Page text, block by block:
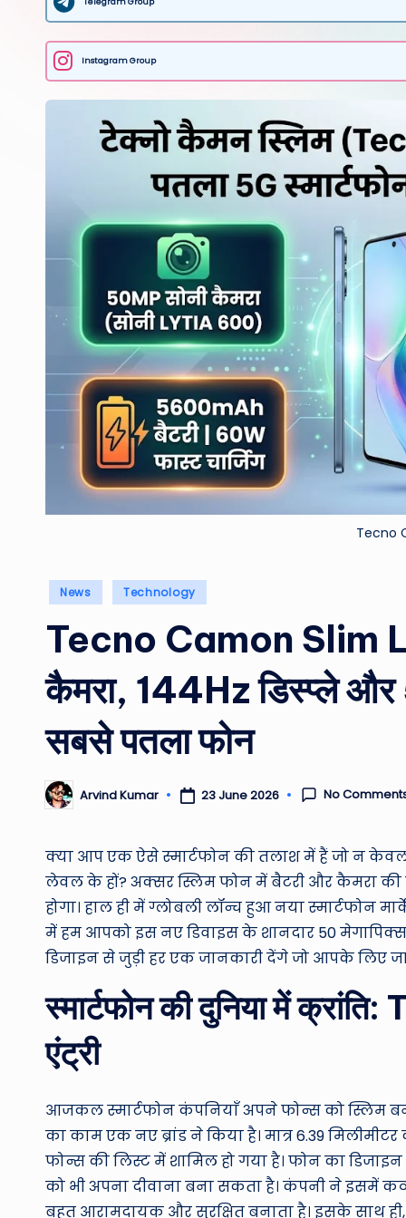
Instagram Group
Tecno
Posted
News Technology
Tecno Camon Slim
कैमरा, 144Hz डिस्प्ले
सबसे पतला फोन
Posted
by
Arvind Kumar 23 June 2026 No
क्या आप एक ऐसे स्मार्टफोन की तलाश में हैं जो न
लेवल के हों? अक्सर स्लिम फोन में बैटरी और कैमरा की
होगा। हाल ही में ग्लोबली लॉन्च हुआ नया स्मार्टफोन
में हम आपको इस नए डिवाइस के शानदार 50
डिजाइन से जुड़ी हर एक जानकारी देंगे जो आपके लिए
स्मार्टफोन की दुनिया में
एंट्री
आजकल स्मार्टफोन कंपनियाँ अपने फोन्स को स्लिम
का काम एक नए ब्रांड ने किया है। मात्र 6.39
फोन्स की लिस्ट में शामिल हो गया है। फोन का
को भी अपना दीवाना बना सकता है। कंपनी ने इसमें
बहुत आरामदायक और सुरक्षित बनाता है। इसके साथ